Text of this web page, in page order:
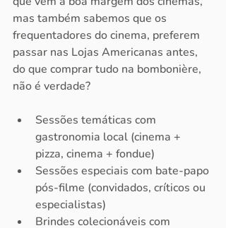
mas também sabemos que os
frequentadores do cinema, preferem
passar nas Lojas Americanas antes,
do que comprar tudo na bombonière,
não é verdade?
Sessões temáticas com
gastronomia local (cinema +
pizza, cinema + fondue)
Sessões especiais com bate-papo
pós-filme (convidados, críticos ou
especialistas)
Brindes colecionáveis com